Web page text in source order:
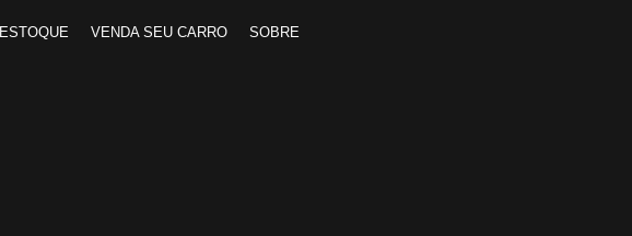
ESTOQUE VENDA SEU CARRO SOBRE